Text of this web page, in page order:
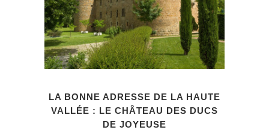
LA BONNE ADRESSE DE LA HAUTE
VALLÉE : LE CHÂTEAU DES DUCS
DE JOYEUSE